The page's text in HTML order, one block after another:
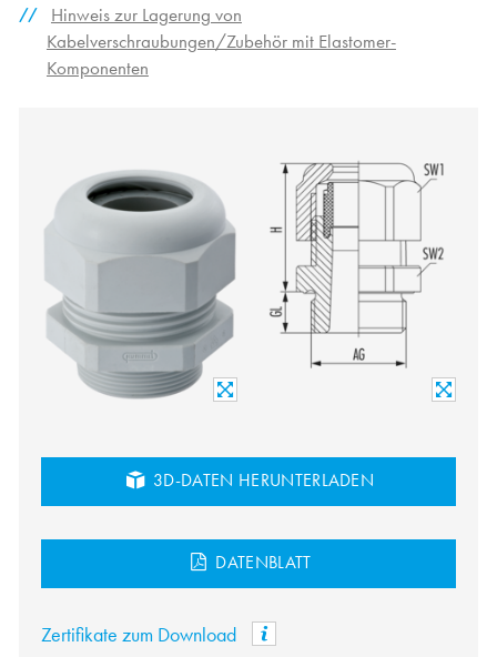
Hinweis zur Lagerung von
Kabelverschraubungen/Zubehör mit Elastomer-
Komponenten
3D-DATEN HERUNTERLADEN
DATENBLATT
Zertifikate zum Download